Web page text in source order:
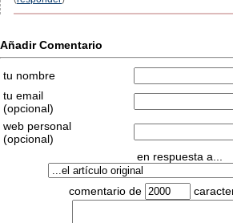
Añadir Comentario
tu nombre
tu email
(opcional)
web personal
(opcional)
en respuesta a...
comentario de